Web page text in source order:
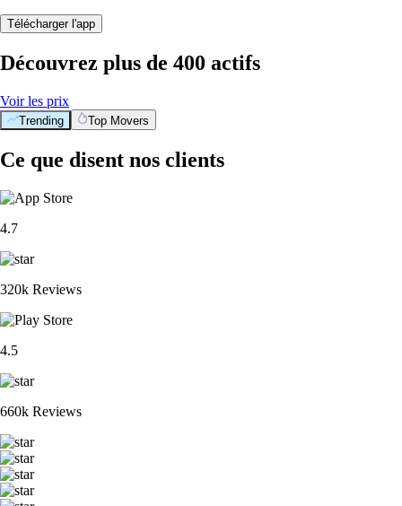
Télécharger l'app
Découvrez plus de 400 actifs
Voir les prix
Trending Top Movers
Ce que disent nos clients
4.7
320k Reviews
4.5
660k Reviews